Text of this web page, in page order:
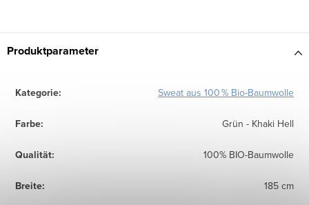
Produktparameter
Kategorie: Sweat aus 100 % Bio-Baumwolle
Farbe: Grün - Khaki Hell
Qualität: 100% BIO-Baumwolle
Breite: 185 cm